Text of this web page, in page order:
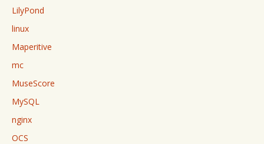
LilyPond
linux
Maperitive
mc
MuseScore
MySQL
nginx
OCS